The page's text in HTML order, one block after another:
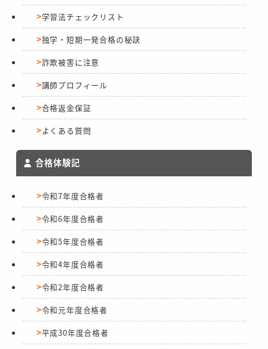
学習法チェックリスト
独学・短期一発合格の秘訣
詐欺被害に注意
講師プロフィール
合格返金保証
よくある質問
合格体験記
令和7年度合格者
令和6年度合格者
令和5年度合格者
令和4年度合格者
令和2年度合格者
令和元年度合格者
平成30年度合格者